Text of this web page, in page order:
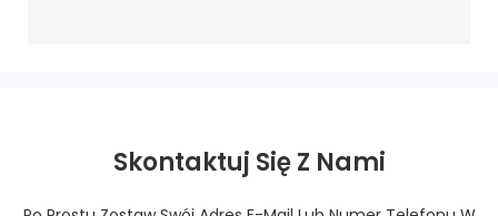
Skontaktuj Się Z Nami